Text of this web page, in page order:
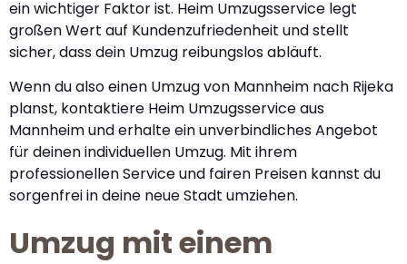
ein wichtiger Faktor ist. Heim Umzugsservice legt
großen Wert auf Kundenzufriedenheit und stellt
sicher, dass dein Umzug reibungslos abläuft.
Wenn du also einen Umzug von Mannheim nach Rijeka
planst, kontaktiere Heim Umzugsservice aus
Mannheim und erhalte ein unverbindliches Angebot
für deinen individuellen Umzug. Mit ihrem
professionellen Service und fairen Preisen kannst du
sorgenfrei in deine neue Stadt umziehen.
Umzug mit einem